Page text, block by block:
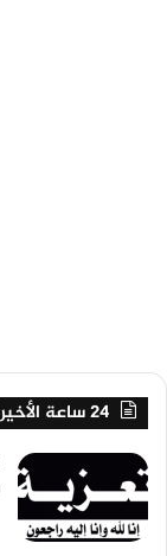
24 ساعة الأخيرة